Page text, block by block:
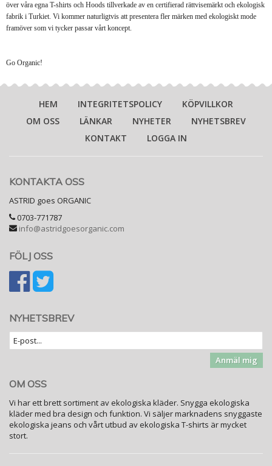
över våra egna T-shirts och Hoods tillverkade av en certifierad rättvisemärkt och ekologisk
fabrik i Turkiet. Vi kommer naturligtvis att presentera fler märken med ekologiskt mode
framöver som vi tycker passar vårt koncept.
Go Organic!
HEM INTEGRITETSPOLICY
KÖPVILLKOR
OM OSS
LÄNKAR NYHETER
NYHETSBREV
KONTAKT
LOGGA IN
KONTAKTA OSS
ASTRID goes ORGANIC
0703-771787
info@astridgoesorganic.com
FÖLJ OSS
NYHETSBREV
Anmäl mig
OM OSS
Vi har ett brett sortiment av ekologiska kläder. Snygga ekologiska
kläder med bra design och funktion. Vi säljer marknadens snyggaste
ekologiska jeans och vårt utbud av ekologiska T-shirts är mycket
stort.